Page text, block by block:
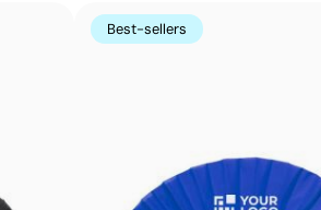
Zone d’impression relativement
Nombre de couleurs limité,
Best-sellers